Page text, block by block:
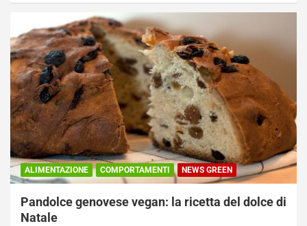
ALIMENTAZIONE COMPORTAMENTI NEWS GREEN
Pandolce genovese vegan: la ricetta del dolce di
Natale